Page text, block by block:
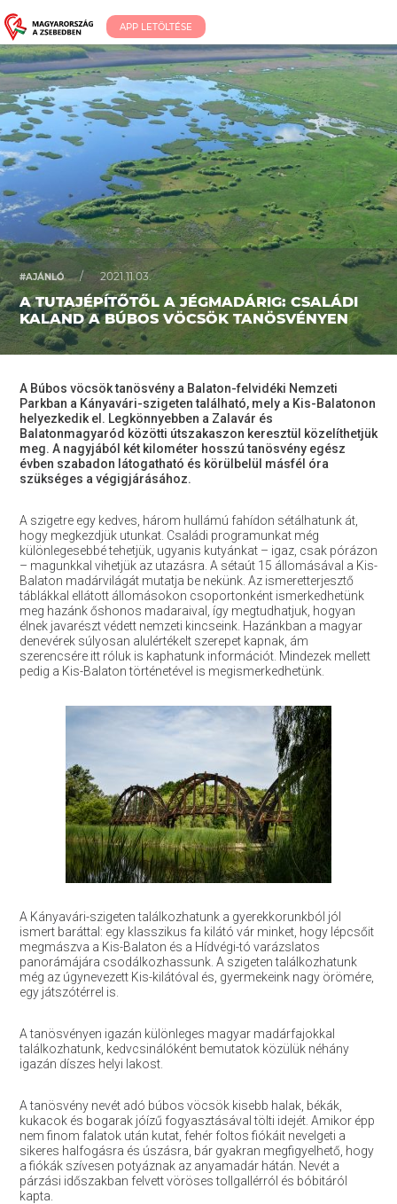
APP LETÖLTÉSE
#AJÁNLÓ / 2021.11.03.
A TUTAJÉPÍTŐTŐL A JÉGMADÁRIG: CSALÁDI
KALAND A BÚBOS VÖCSÖK TANÖSVÉNYEN
A Búbos vöcsök tanösvény a Balaton-felvidéki Nemzeti
Parkban a Kányavári-szigeten található, mely a Kis-Balatonon
helyezkedik el. Legkönnyebben a Zalavár és
Balatonmagyaród közötti útszakaszon keresztül közelíthetjük
meg. A nagyjából két kilométer hosszú tanösvény egész
évben szabadon látogatható és körülbelül másfél óra
szükséges a végigjárásához.
A szigetre egy kedves, három hullámú fahídon sétálhatunk át,
hogy megkezdjük utunkat. Családi programunkat még
különlegesebbé tehetjük, ugyanis kutyánkat – igaz, csak pórázon
– magunkkal vihetjük az utazásra. A sétaút 15 állomásával a Kis-
Balaton madárvilágát mutatja be nekünk. Az ismeretterjesztő
táblákkal ellátott állomásokon csoportonként ismerkedhetünk
meg hazánk őshonos madaraival, így megtudhatjuk, hogyan
élnek javarészt védett nemzeti kincseink. Hazánkban a magyar
denevérek súlyosan alulértékelt szerepet kapnak, ám
szerencsére itt róluk is kaphatunk információt. Mindezek mellett
pedig a Kis-Balaton történetével is megismerkedhetünk.
A Kányavári-szigeten találkozhatunk a gyerekkorunkból jól
ismert baráttal: egy klasszikus fa kilátó vár minket, hogy lépcsőit
megmászva a Kis-Balaton és a Hídvégi-tó varázslatos
panorámájára csodálkozhassunk. A szigeten találkozhatunk
még az úgynevezett Kis-kilátóval és, gyermekeink nagy örömére,
egy játszótérrel is.
A tanösvényen igazán különleges magyar madárfajokkal
találkozhatunk, kedvcsinálóként bemutatok közülük néhány
igazán díszes helyi lakost.
A tanösvény nevét adó búbos vöcsök kisebb halak, békák,
kukacok és bogarak jóízű fogyasztásával tölti idejét. Amikor épp
nem finom falatok után kutat, fehér foltos fiókáit nevelgeti a
sikeres halfogásra és úszásra, bár gyakran megfigyelhető, hogy
a fiókák szívesen potyáznak az anyamadár hátán. Nevét a
párzási időszakban felvett vöröses tollgallérról és bóbitáról
kapta.